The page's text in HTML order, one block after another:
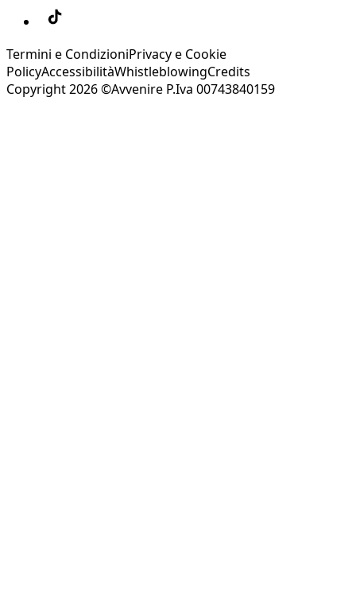
Termini e CondizioniPrivacy e Cookie
PolicyAccessibilitàWhistleblowingCredits
Copyright 2026 ©Avvenire P.Iva 00743840159